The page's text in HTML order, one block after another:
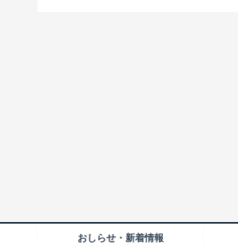
おしらせ・新着情報